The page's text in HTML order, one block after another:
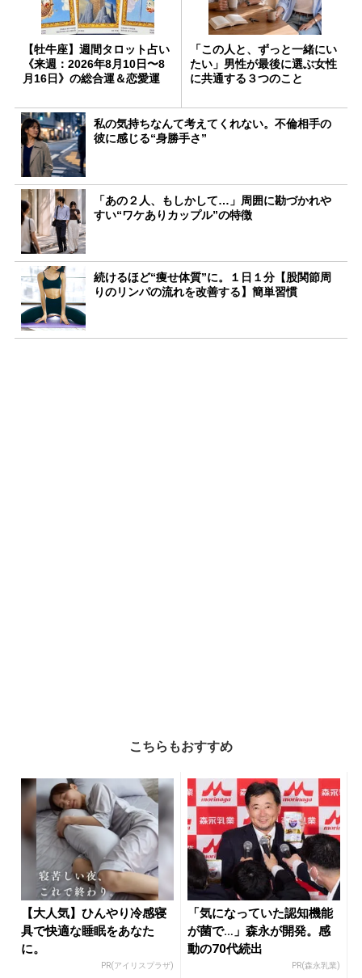
【牡牛座】週間タロット占い
《来週：2026年8月10日〜8
月16日》の総合運＆恋愛運
「この人と、ずっと一緒にい
たい」男性が最後に選ぶ女性
に共通する３つのこと
私の気持ちなんて考えてくれない。不倫相手の
彼に感じる“身勝手さ”
「あの２人、もしかして…」周囲に勘づかれや
すい“ワケありカップル”の特徴
続けるほど“痩せ体質”に。１日１分【股関節周
りのリンパの流れを改善する】簡単習慣
こちらもおすすめ
【大人気】ひんやり冷感寝
具で快適な睡眠をあなた
に。
PR(アイリスプラザ)
「気になっていた認知機能
が菌で…」森永が開発。感
動の70代続出
PR(森永乳業)